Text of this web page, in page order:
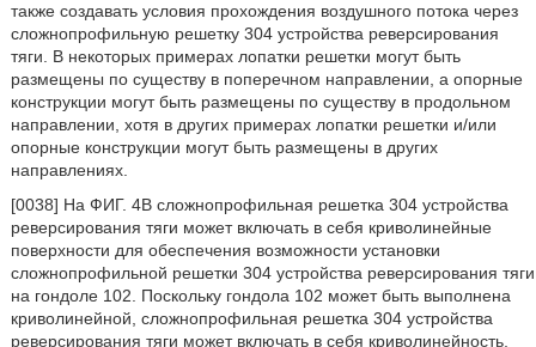
также создавать условия прохождения воздушного потока через
сложнопрофильную решетку 304 устройства реверсирования
тяги. В некоторых примерах лопатки решетки могут быть
размещены по существу в поперечном направлении, а опорные
конструкции могут быть размещены по существу в продольном
направлении, хотя в других примерах лопатки решетки и/или
опорные конструкции могут быть размещены в других
направлениях.
[0038] На ФИГ. 4В сложнопрофильная решетка 304 устройства
реверсирования тяги может включать в себя криволинейные
поверхности для обеспечения возможности установки
сложнопрофильной решетки 304 устройства реверсирования тяги
на гондоле 102. Поскольку гондола 102 может быть выполнена
криволинейной, сложнопрофильная решетка 304 устройства
реверсирования тяги может включать в себя криволинейность,